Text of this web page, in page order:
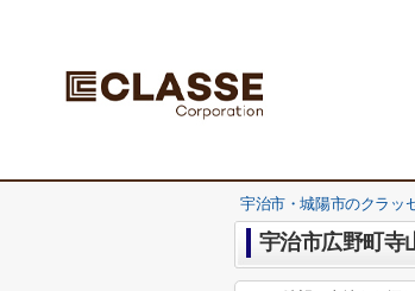
宇治市・城陽市のクラッ
宇治市広野町